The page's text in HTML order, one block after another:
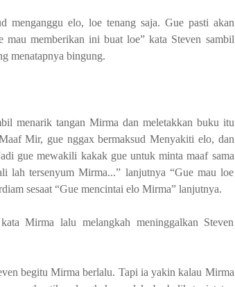
menganggu elo, loe tenang saja. Gue pasti akan
mau memberikan ini buat loe” kata Steven sambil
menatapnya bingung.
menarik tangan Mirma dan meletakkan buku itu
Mir, gue nggax bermaksud Menyakiti elo, dan
gue mewakili kakak gue untuk minta maaf sama
lah tersenyum Mirma...” lanjutnya “Gue mau loe
sesaat “Gue mencintai elo Mirma” lanjutnya.
Mirma lalu melangkah meninggalkan Steven
begitu Mirma berlalu. Tapi ia yakin kalau Mirma